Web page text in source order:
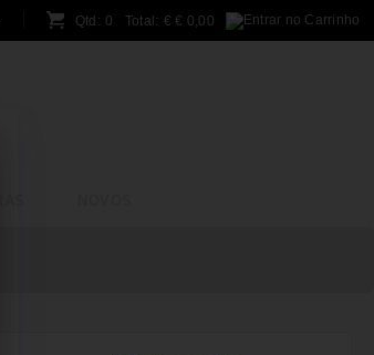
Qtd: 0 Total: €€ 0,00